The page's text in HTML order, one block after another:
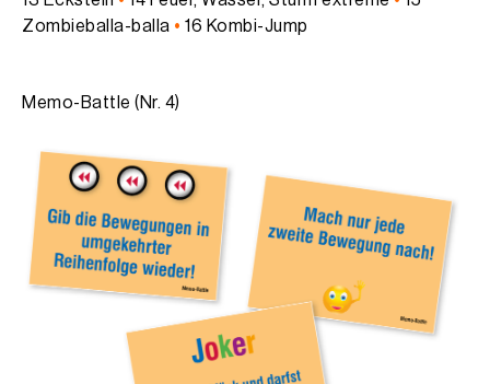
Zombieballa-balla • 16 Kombi-Jump
Memo-Battle (Nr. 4)